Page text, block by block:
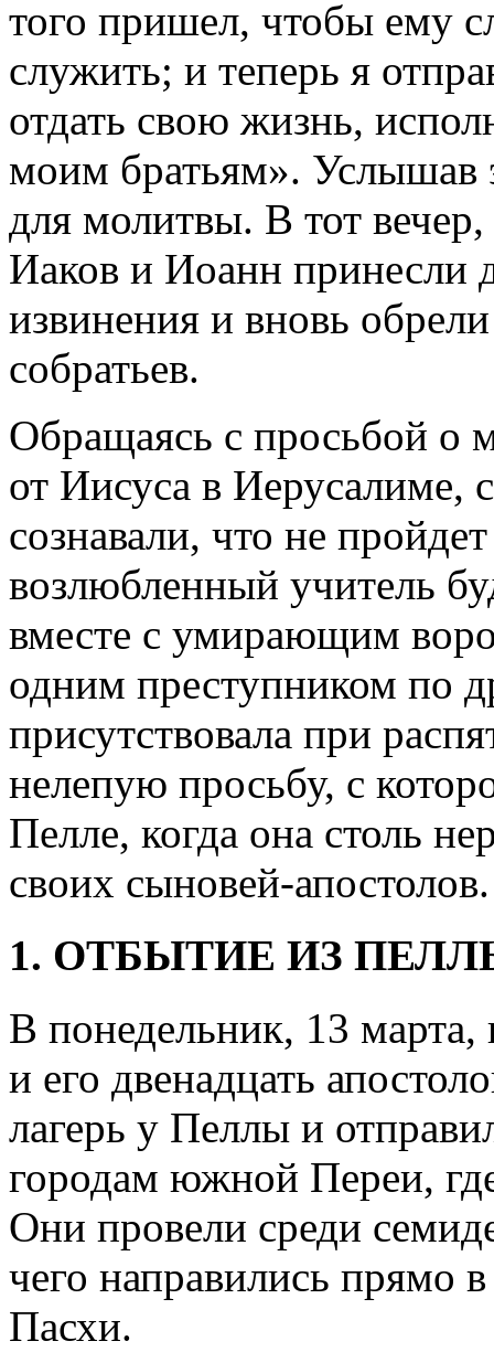
того пришел, чтобы ему
служить; и теперь я
отдать свою жизнь,
моим братьям». Услышав
для молитвы. В тот
Иаков и Иоанн принесли
извинения и вновь
собратьев.
Обращаясь с просьбой о
от Иисуса в Иерусалиме,
сознавали, что не
возлюбленный учитель
вместе с умирающим
одним преступником по
присутствовала при
нелепую просьбу, с
Пелле, когда она столь
своих сыновей-апостолов.
1. ОТБЫТИЕ ИЗ
В понедельник, 13
и его двенадцать
лагерь у Пеллы и
городам южной Переи,
Они провели среди
чего направились прямо
Пасхи.